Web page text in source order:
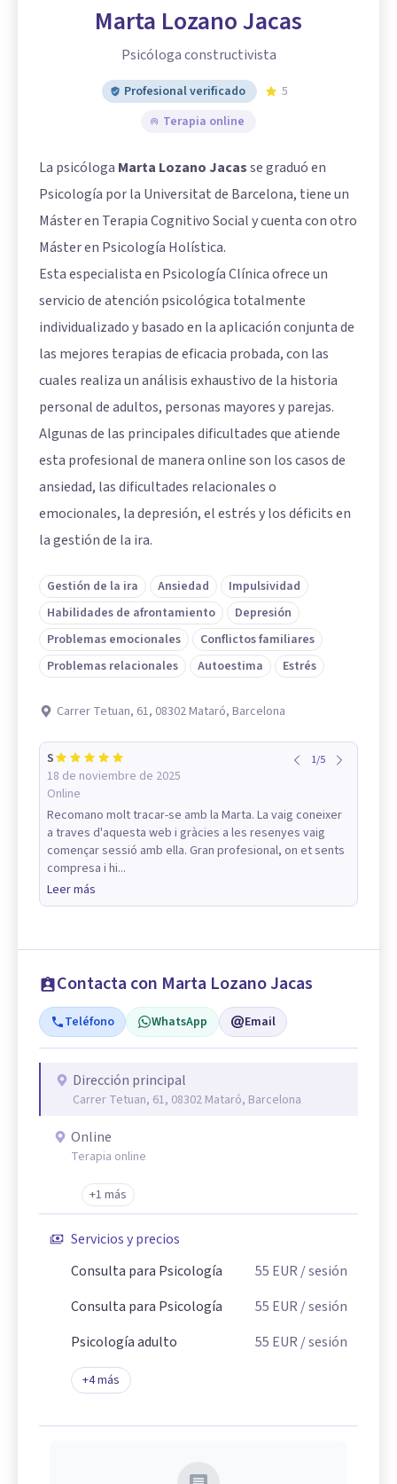
Marta Lozano Jacas
Psicóloga constructivista
Profesional verificado
5
Terapia online
La psicóloga Marta Lozano Jacasse graduó en
Psicología por la Universitat de Barcelona, tiene un
Máster en Terapia Cognitivo Social y cuenta con otro
Máster en Psicología Holística.
Esta especialista en Psicología Clínica ofrece un
servicio de atención psicológica totalmente
individualizado y basado en la aplicación conjunta de
las mejores terapias de eficacia probada, con las
cuales realiza un análisis exhaustivo de la historia
personal de adultos, personas mayores y parejas.
Algunas de las principales dificultades que atiende
esta profesional de manera online son los casos de
ansiedad, las dificultades relacionales o
emocionales, la depresión, el estrés y los déficits en
la gestión de la ira.
Gestión de la ira Ansiedad
Impulsividad
Habilidades de afrontamiento
Depresión
Problemas emocionales
Conflictos familiares
Problemas relacionales
Autoestima Estrés
Carrer Tetuan, 61, 08302 Mataró, Barcelona
S
18 de noviembre de 2025
Online
1/5
Recomano molt tracar-se amb la Marta. La vaig coneixer
a traves d'aquesta web i gràcies a les resenyes vaig
començar sessió amb ella. Gran profesional, on et sents
compresa i hi...
Leer más
Contacta con Marta Lozano Jacas
Teléfono WhatsApp Email
Dirección principal
Carrer Tetuan, 61, 08302 Mataró, Barcelona
Online
Terapia online
+1 más
Servicios y precios
Consulta para Psicología
55 EUR / sesión
Consulta para Psicología
55 EUR / sesión
Psicología adulto
55 EUR / sesión
+4más